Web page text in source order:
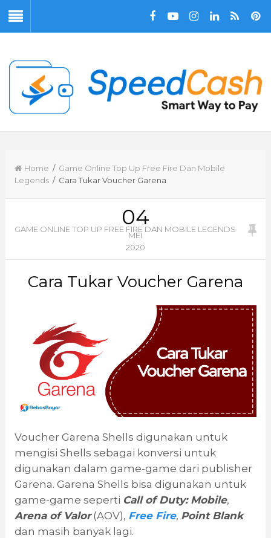
Home / Game Online Top Up Free Fire Dan Mobile
Legends/ Cara Tukar Voucher Garena
04
MEI
2020
GAME ONLINE TOP UP FREE FIRE DAN MOBILE LEGENDS
Cara Tukar Voucher Garena
Voucher Garena Shells digunakan untuk
mengisi Shells sebagai konversi untuk
digunakan dalam game-game dari publisher
Garena. Garena Shells bisa digunakan untuk
game-game seperti Call of Duty: Mobile,
Arena of Valor(AOV), Free Fire, Point Blank
dan masih banyak lagi.